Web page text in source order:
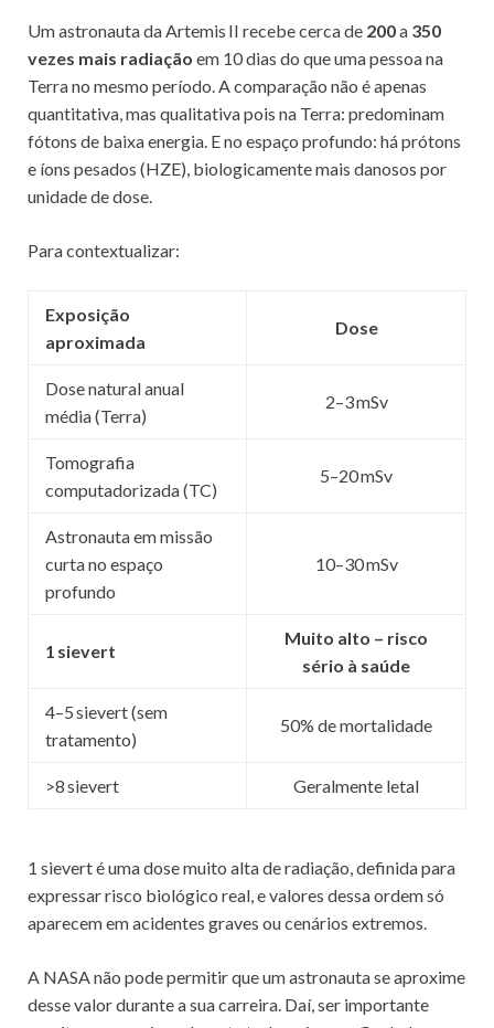
Um astronauta da Artemis II recebe cerca de 200a 350
vezes mais radiação em 10 dias do que uma pessoa na
Terra no mesmo período. A comparação não é apenas
quantitativa, mas qualitativa pois na Terra: predominam
fótons de baixa energia. E no espaço profundo: há prótons
e íons pesados (HZE), biologicamente mais danosos por
unidade de dose.
Para contextualizar:
Exposição
aproximada
Dose
Dose natural anual
média (Terra)
2–3 mSv
Tomografia
computadorizada (TC)
5–20 mSv
Astronauta em missão
curta no espaço
profundo
10–30 mSv
1 sievert
Muito alto – risco
sério à saúde
4–5 sievert (sem
tratamento)
50% de mortalidade
>8 sievert Geralmente letal
1 sievert é uma dose muito alta de radiação, definida para
expressar risco biológico real, e valores dessa ordem só
aparecem em acidentes graves ou cenários extremos.
A NASA não pode permitir que um astronauta se aproxime
desse valor durante a sua carreira. Daí, ser importante